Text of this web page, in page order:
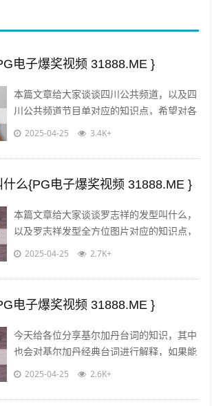
电子爆奖视频 31888.ME }
本篇文章给大家谈谈四川公共频道，以及四
川公共频道节目单对应的知识点，希望对各
位有所帮助，不要忘了收藏本站喔。 本文
2025-04-25 3.4K+
么{PG电子爆奖视频 31888.ME }
本篇文章给大家谈谈罗志祥的发型叫什么，
以及罗志祥发型全方位图片对应的知识点，
希望对各位有所帮助，不要忘了收藏本站
2025-04-25 2.7K+
电子爆奖视频 31888.ME }
今天给各位分享基尔加丹台词的知识，其中
也会对基尔加丹经典台词进行解释，如果能
碰巧解决你现在面临的问题，别忘了关注本
2025-04-25 2.6K+